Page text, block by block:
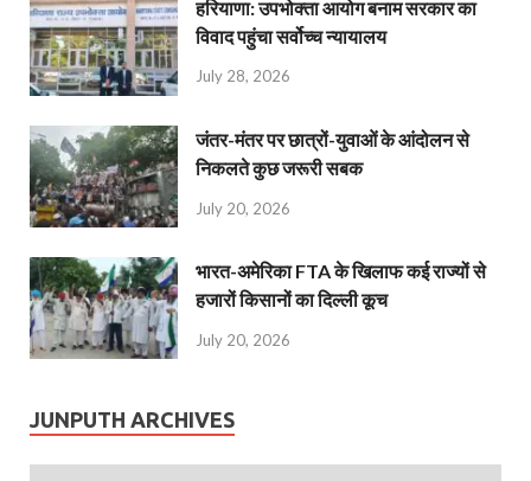
हरियाणा: उपभोक्ता आयोग बनाम सरकार का
विवाद पहुंचा सर्वोच्च न्यायालय
July 28, 2026
जंतर-मंतर पर छात्रों-युवाओं के आंदोलन से
निकलते कुछ जरूरी सबक
July 20, 2026
भारत-अमेरिका FTA के खिलाफ कई राज्यों से
हजारों किसानों का दिल्ली कूच
July 20, 2026
JUNPUTH ARCHIVES